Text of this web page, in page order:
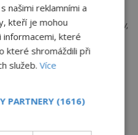
science.org, jpl.nasa.gov,
www.researchgate.net/ a
galaxie
našimi reklamními a
kteří je mohou
informacemi, které
které shromáždili při
služeb.Více
PARTNERY (1616)